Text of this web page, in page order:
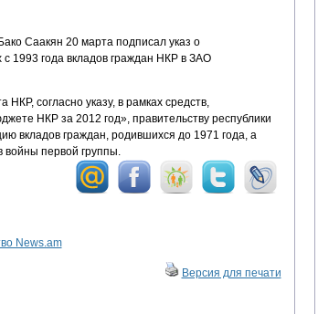
Саакян 20 марта подписал указ о
1993 года вкладов граждан НКР в ЗАО
согласно указу, в рамках средств,
НКР за 2012 год», правительству республики
вкладов граждан, родившихся до 1971 года, а
первой группы.
News.am
Версия для печати